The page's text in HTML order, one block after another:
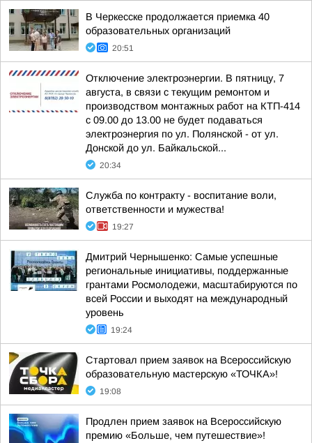
В Черкесске продолжается приемка 40
образовательных организаций
20:51
Отключение электроэнергии. В пятницу, 7
августа, в связи с текущим ремонтом и
производством монтажных работ на КТП-414
с 09.00 до 13.00 не будет подаваться
электроэнергия по ул. Полянской - от ул.
Донской до ул. Байкальской...
20:34
Служба по контракту - воспитание воли,
ответственности и мужества!
19:27
Дмитрий Чернышенко: Самые успешные
региональные инициативы, поддержанные
грантами Росмолодежи, масштабируются по
всей России и выходят на международный
уровень
19:24
Стартовал прием заявок на Всероссийскую
образовательную мастерскую «ТОЧКА»!
19:08
Продлен прием заявок на Всероссийскую
премию «Больше, чем путешествие»!